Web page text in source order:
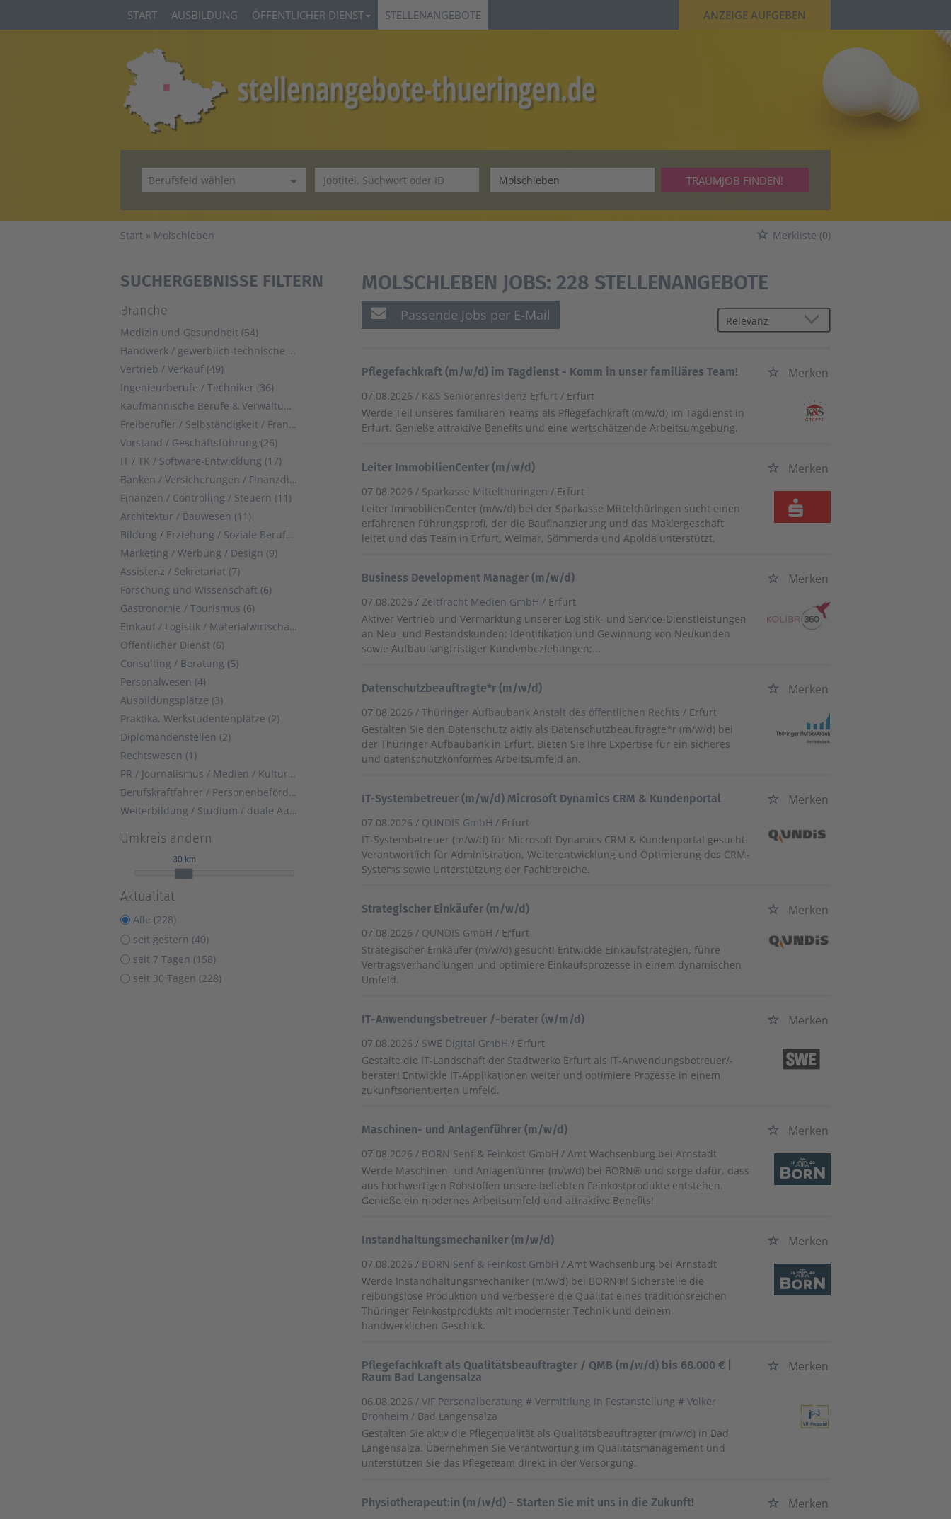
START AUSBILDUNG ÖFFENTLICHER DIENST STELLENANGEBOTE ANZEIGE AUFGEBEN
TRAUMJOB FINDEN!
Start Molschleben Merkliste (0)
SUCHERGEBNISSE FILTERN
Branche
Medizin und Gesundheit (54)
Handwerk / gewerblich-technische Berufe (52)
Vertrieb / Verkauf (49)
Ingenieurberufe / Techniker (36)
Kaufmännische Berufe & Verwaltung (29)
Freiberufler / Selbständigkeit / Franchise (28)
Vorstand / Geschäftsführung (26)
IT / TK / Software-Entwicklung (17)
Banken / Versicherungen / Finanzdienstleister (13)
Finanzen / Controlling / Steuern (11)
Architektur / Bauwesen (11)
Bildung / Erziehung / Soziale Berufe (10)
Marketing / Werbung / Design (9)
Assistenz / Sekretariat (7)
Forschung und Wissenschaft (6)
Gastronomie / Tourismus (6)
Einkauf / Logistik / Materialwirtschaft (6)
Öffentlicher Dienst (6)
Consulting / Beratung (5)
Personalwesen (4)
Ausbildungsplätze (3)
Praktika, Werkstudentenplätze (2)
Diplomandenstellen (2)
Rechtswesen (1)
PR / Journalismus / Medien / Kultur (1)
Berufskraftfahrer / Personenbeförderung (Land, Wasser, Luft) (1)
Weiterbildung / Studium / duale Ausbildung (1)
Umkreis ändern
30 km
Aktualität
Alle (228)
seit gestern (40)
seit 7 Tagen (158)
seit 30 Tagen (228)
MOLSCHLEBEN JOBS: 228 STELLENANGEBOTE
Passende Jobs per E-Mail
Pflegefachkraft (m/w/d) im Tagdienst - Komm in unser familiäres Team! Merken
07.08.2026 / K&S Seniorenresidenz Erfurt / Erfurt
Werde Teil unseres familiären Teams als Pflegefachkraft (m/w/d) im Tagdienst in
Erfurt. Genieße attraktive Benefits und eine wertschätzende Arbeitsumgebung.
Leiter ImmobilienCenter (m/w/d) Merken
07.08.2026 / Sparkasse Mittelthüringen / Erfurt
Leiter ImmobilienCenter (m/w/d) bei der Sparkasse Mittelthüringen sucht einen
erfahrenen Führungsprofi, der die Baufinanzierung und das Maklergeschäft
leitet und das Team in Erfurt, Weimar, Sömmerda und Apolda unterstützt.
Business Development Manager (m/w/d) Merken
07.08.2026 / Zeitfracht Medien GmbH / Erfurt
Aktiver Vertrieb und Vermarktung unserer Logistik- und Service-Dienstleistungen
an Neu- und Bestandskunden; Identifikation und Gewinnung von Neukunden
sowie Aufbau langfristiger Kundenbeziehungen;...
Datenschutzbeauftragte*r (m/w/d) Merken
07.08.2026 /Thüringer Aufbaubank Anstalt des öffentlichen Rechts / Erfurt
Gestalten Sie den Datenschutz aktiv als Datenschutzbeauftragte*r (m/w/d) bei
der Thüringer Aufbaubank in Erfurt. Bieten Sie Ihre Expertise für ein sicheres
und datenschutzkonformes Arbeitsumfeld an.
IT-Systembetreuer (m/w/d) Microsoft Dynamics CRM & Kundenportal Merken
07.08.2026 / QUNDIS GmbH / Erfurt
IT-Systembetreuer (m/w/d) für Microsoft Dynamics CRM & Kundenportal gesucht.
Verantwortlich für Administration, Weiterentwicklung und Optimierung des CRM-
Systems sowie Unterstützung der Fachbereiche.
Strategischer Einkäufer (m/w/d) Merken
07.08.2026 / QUNDIS GmbH / Erfurt
Strategischer Einkäufer (m/w/d) gesucht! Entwickle Einkaufstrategien, führe
Vertragsverhandlungen und optimiere Einkaufsprozesse in einem dynamischen
Umfeld.
IT-Anwendungsbetreuer /-berater (w/m/d) Merken
07.08.2026 / SWE Digital GmbH / Erfurt
Gestalte die IT-Landschaft der Stadtwerke Erfurt als IT-Anwendungsbetreuer/-
berater! Entwickle IT-Applikationen weiter und optimiere Prozesse in einem
zukunftsorientierten Umfeld.
Maschinen- und Anlagenführer (m/w/d) Merken
07.08.2026 / BORN Senf & Feinkost GmbH / Amt Wachsenburg bei Arnstadt
Werde Maschinen- und Anlagenführer (m/w/d) bei BORN® und sorge dafür, dass
aus hochwertigen Rohstoffen unsere beliebten Feinkostprodukte entstehen.
Genieße ein modernes Arbeitsumfeld und attraktive Benefits!
Instandhaltungsmechaniker (m/w/d) Merken
07.08.2026 / BORN Senf & Feinkost GmbH / Amt Wachsenburg bei Arnstadt
Werde Instandhaltungsmechaniker (m/w/d) bei BORN®! Sicherstelle die
reibungslose Produktion und verbessere die Qualität eines traditionsreichen
Thüringer Feinkostprodukts mit modernster Technik und deinem
handwerklichen Geschick.
Pflegefachkraft als Qualitätsbeauftragter / QMB (m/w/d) bis 68.000 € |
Raum Bad Langensalza
Merken
06.08.2026 /VIF Personalberatung # Vermittlung in Festanstellung # Volker
Bronheim / Bad Langensalza
Gestalten Sie aktiv die Pflegequalität als Qualitätsbeauftragter (m/w/d) in Bad
Langensalza. Übernehmen Sie Verantwortung im Qualitätsmanagement und
unterstützen Sie das Pflegeteam direkt in der Versorgung.
Physiotherapeut:in (m/w/d) - Starten Sie mit uns in die Zukunft! Merken